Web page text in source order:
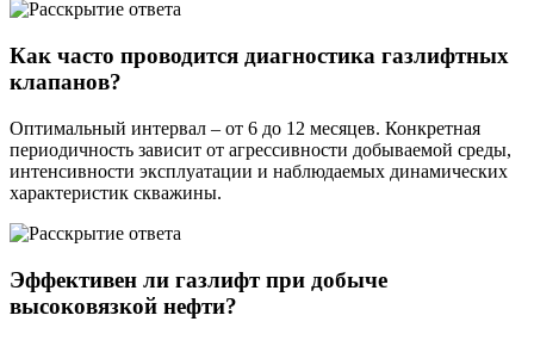
Как часто проводится диагностика газлифтных
клапанов?
Оптимальный интервал – от 6 до 12 месяцев. Конкретная
периодичность зависит от агрессивности добываемой среды,
интенсивности эксплуатации и наблюдаемых динамических
характеристик скважины.
Эффективен ли газлифт при добыче
высоковязкой нефти?